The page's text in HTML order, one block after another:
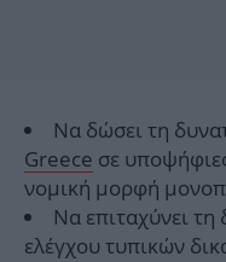
Να δώσει τη
Greece σε
νομική μορφή
Να επιταχύνει τη
ελέγχου τυπικών